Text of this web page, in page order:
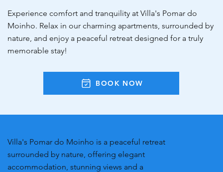
Experience comfort and tranquility at Villa's Pomar do
Moinho. Relax in our charming apartments, surrounded by
nature, and enjoy a peaceful retreat designed for a truly
memorable stay!
BOOK NOW
Villa's Pomar do Moinho is a peaceful retreat
surrounded by nature, offering elegant
accommodation, stunning views and a